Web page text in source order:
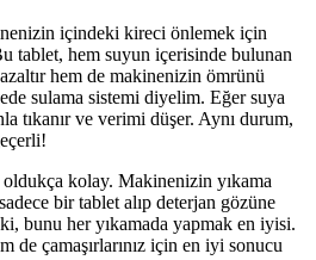
içindeki kireci önlemek için
tablet, hem suyun içerisinde bulunan
hem de makinenizin ömrünü
sulama sistemi diyelim. Eğer suya
tıkanır ve verimi düşer. Aynı durum,
kolay. Makinenizin yıkama
bir tablet alıp deterjan gözüne
bunu her yıkamada yapmak en iyisi.
de çamaşırlarınız için en iyi sonucu